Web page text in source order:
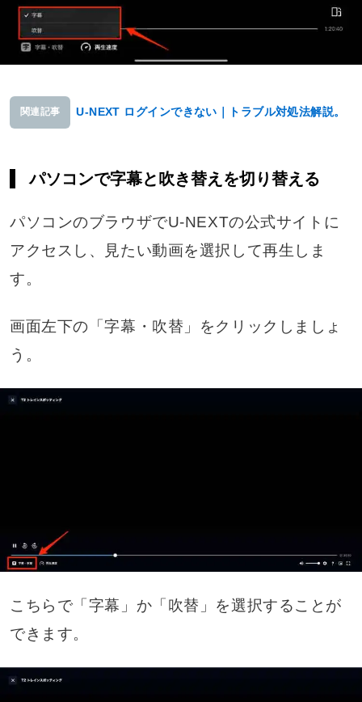
関連記事 U-NEXT ログインできない｜トラブル対処法解説。
パソコンで字幕と吹き替えを切り替える
パソコンのブラウザでU-NEXTの公式サイトに
アクセスし、見たい動画を選択して再生しま
す。
画面左下の「字幕・吹替」をクリックしましょ
う。
こちらで「字幕」か「吹替」を選択することが
できます。